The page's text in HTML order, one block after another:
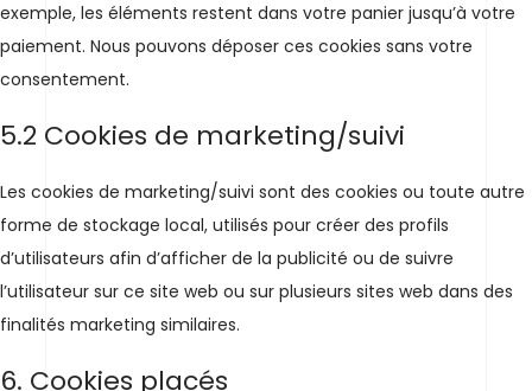
exemple, les éléments restent dans votre panier jusqu’à votre
paiement. Nous pouvons déposer ces cookies sans votre
consentement.
5.2 Cookies de marketing/suivi
Les cookies de marketing/suivi sont des cookies ou toute autre
forme de stockage local, utilisés pour créer des profils
d’utilisateurs afin d’afficher de la publicité ou de suivre
l’utilisateur sur ce site web ou sur plusieurs sites web dans des
finalités marketing similaires.
6. Cookies placés